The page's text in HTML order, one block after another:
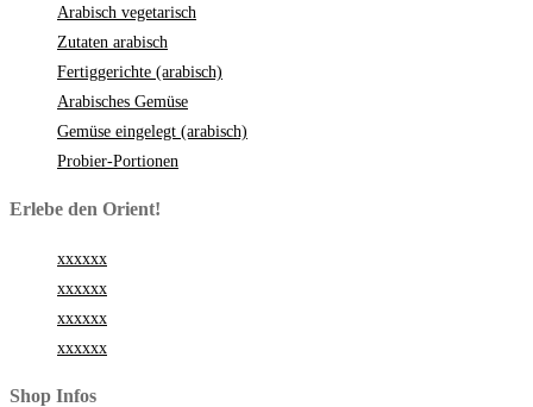
Arabisch vegetarisch
Zutaten arabisch
Fertiggerichte (arabisch)
Arabisches Gemüse
Gemüse eingelegt (arabisch)
Probier-Portionen
Erlebe den Orient!
xxxxxx
xxxxxx
xxxxxx
xxxxxx
Shop Infos